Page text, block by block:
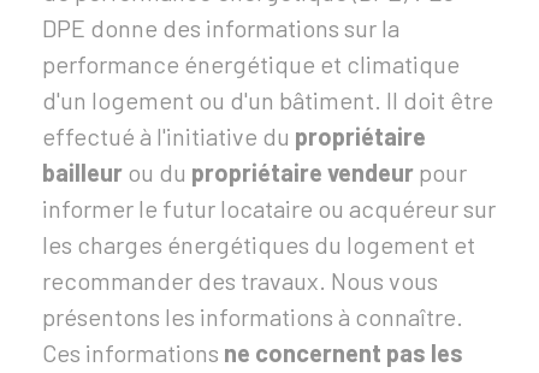
DPE donne des informations sur la
performance énergétique et climatique
d'un logement ou d'un bâtiment. Il doit être
effectué à l'initiative du propriétaire
bailleur ou du propriétaire vendeur pour
informer le futur locataire ou acquéreur sur
les charges énergétiques du logement et
recommander des travaux. Nous vous
présentons les informations à connaître.
Ces informations ne concernent pas les